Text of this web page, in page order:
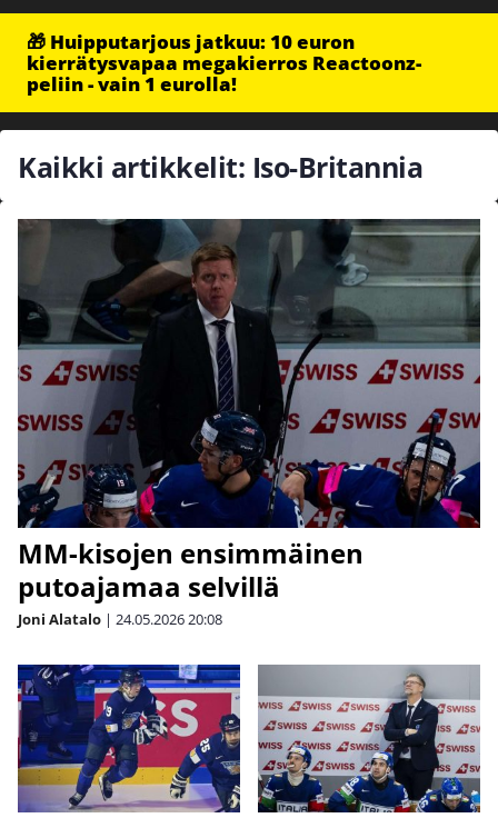
🎁 Huipputarjous jatkuu: 10 euron
kierrätysvapaa megakierros Reactoonz-
peliin - vain 1 eurolla!
Kaikki artikkelit: Iso-Britannia
MM-kisojen ensimmäinen
putoajamaa selvillä
Joni Alatalo | 24.05.202620:08